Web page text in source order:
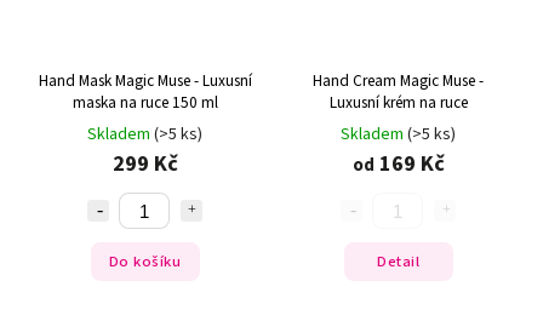
Hand Mask Magic Muse - Luxusní
maska na ruce 150 ml
Skladem (>5 ks)
299 Kč
Do košíku
Hand Cream Magic Muse -
Luxusní krém na ruce
Skladem (>5 ks)
od 169 Kč
Detail